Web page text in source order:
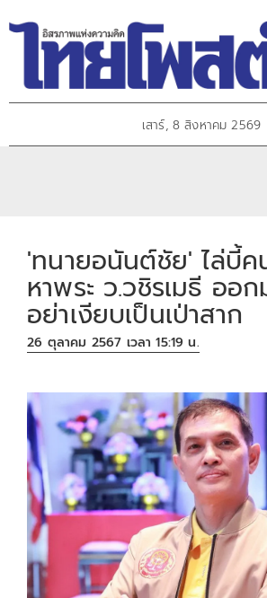
เสาร์, 8 สิงหาคม 2569
'ทนายอนันต์ชัย' ไล่บี้ค
หาพระ ว.วชิรเมธี ออ
อย่าเงียบเป็นเป่าสาก
26 ตุลาคม 2567 เวลา 15:19 น.